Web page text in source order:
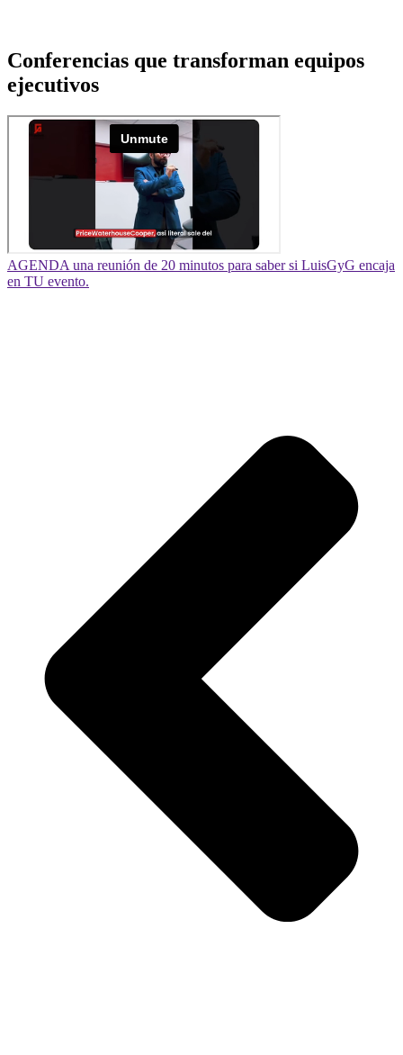
Conferencias que transforman equipos
ejecutivos
AGENDA una reunión de 20 minutos para saber si LuisGyG encaja
en TU evento.